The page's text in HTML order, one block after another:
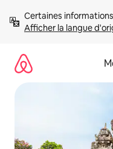
directement
Afficher la langue